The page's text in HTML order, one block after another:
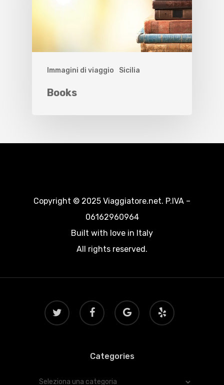
Immagini di viaggio Sicilia
Books
Copyright © 2025 Viaggiatore.net. P.IVA –
06162960964
Built with love in Italy
All rights reserved.
twitter facebook
google-
plus
yelp
Categories
Categories